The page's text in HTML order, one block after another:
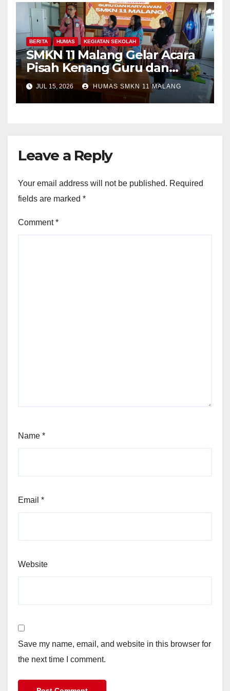
BERITA HUMAS KEGIATAN SEKOLAH
SMKN 11 Malang Gelar Acara
Pisah Kenang Guru dan
Tenaga Kependidikan yang
Purna Tugas dan Mutasi
Tugas
JUL 15, 2026 HUMAS SMKN 11 MALANG
Leave a Reply
Your email address will not be published. Required
fields are marked *
Comment*
Name *
Email *
Website
Save my name, email, and website in this browser for
the next time I comment.